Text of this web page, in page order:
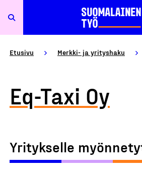
Etusivu Merkki- ja yrityshaku
Eq-Taxi Oy
Yritykselle